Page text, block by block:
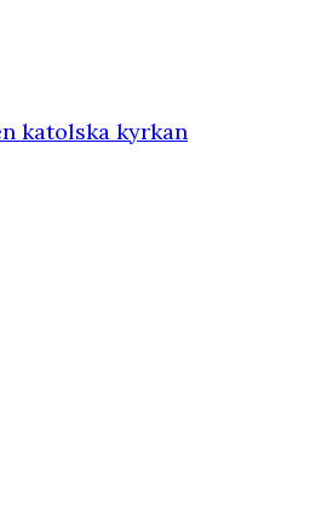
katolska kyrkan